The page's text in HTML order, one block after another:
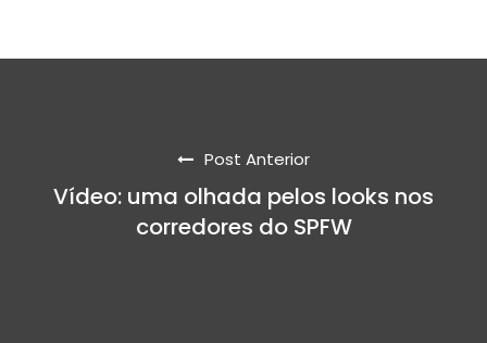
Post Anterior
Vídeo: uma olhada pelos looks nos
corredores do SPFW